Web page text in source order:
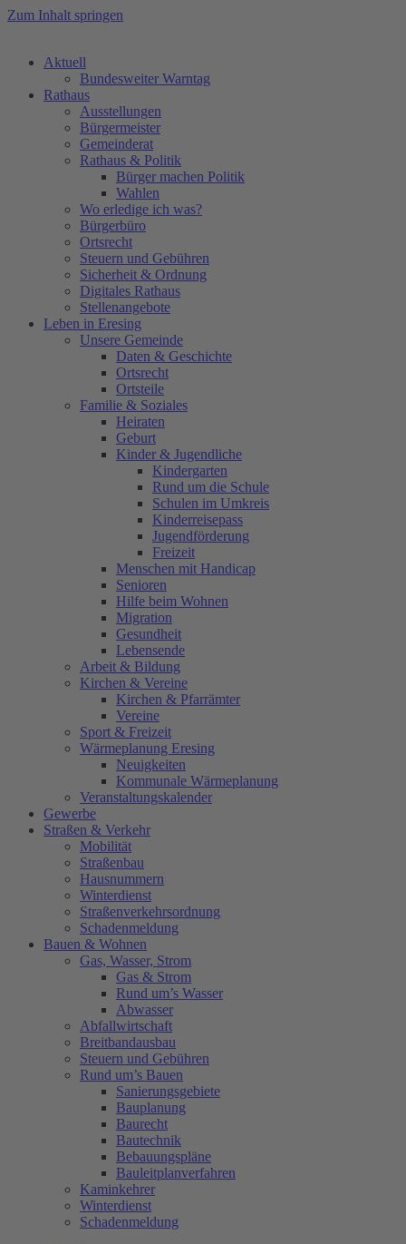
Zum Inhalt springen
Aktuell
Bundesweiter Warntag
Rathaus
Ausstellungen
Bürgermeister
Gemeinderat
Rathaus & Politik
Bürger machen Politik
Wahlen
Wo erledige ich was?
Bürgerbüro
Ortsrecht
Steuern und Gebühren
Sicherheit & Ordnung
Digitales Rathaus
Stellenangebote
Leben in Eresing
Unsere Gemeinde
Daten & Geschichte
Ortsrecht
Ortsteile
Familie & Soziales
Heiraten
Geburt
Kinder & Jugendliche
Kindergarten
Rund um die Schule
Schulen im Umkreis
Kinderreisepass
Jugendförderung
Freizeit
Menschen mit Handicap
Senioren
Hilfe beim Wohnen
Migration
Gesundheit
Lebensende
Arbeit & Bildung
Kirchen & Vereine
Kirchen & Pfarrämter
Vereine
Sport & Freizeit
Wärmeplanung Eresing
Neuigkeiten
Kommunale Wärmeplanung
Veranstaltungskalender
Gewerbe
Straßen & Verkehr
Mobilität
Straßenbau
Hausnummern
Winterdienst
Straßenverkehrsordnung
Schadenmeldung
Bauen & Wohnen
Gas, Wasser, Strom
Gas & Strom
Rund um’s Wasser
Abwasser
Abfallwirtschaft
Breitbandausbau
Steuern und Gebühren
Rund um’s Bauen
Sanierungsgebiete
Bauplanung
Baurecht
Bautechnik
Bebauungspläne
Bauleitplanverfahren
Kaminkehrer
Winterdienst
Schadenmeldung